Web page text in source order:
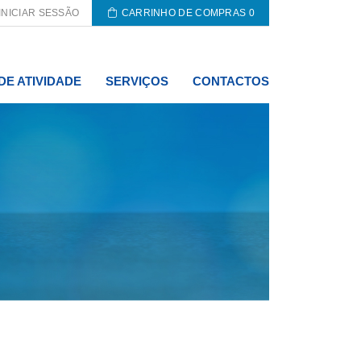
SESSÃO CARRINHO DE COMPRAS 0
ATIVIDADE SERVIÇOS CONTACTOS